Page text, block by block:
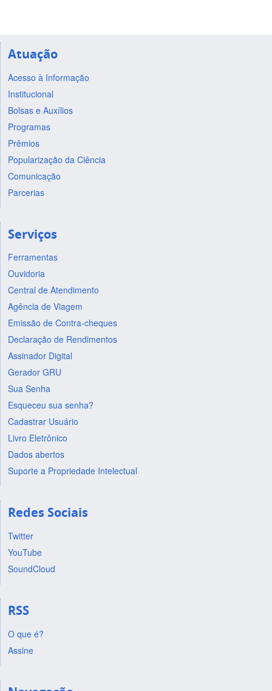
Atuação
Acesso à Informação
Institucional
Bolsas e Auxílios
Programas
Prêmios
Popularização da Ciência
Comunicação
Parcerias
Serviços
Ferramentas
Ouvidoria
Central de Atendimento
Agência de Viagem
Emissão de Contra-cheques
Declaração de Rendimentos
Assinador Digital
Gerador GRU
Sua Senha
Esqueceu sua senha?
Cadastrar Usuário
Livro Eletrônico
Dados abertos
Suporte a Propriedade Intelectual
Redes Sociais
Twitter
YouTube
SoundCloud
RSS
O que é?
Assine